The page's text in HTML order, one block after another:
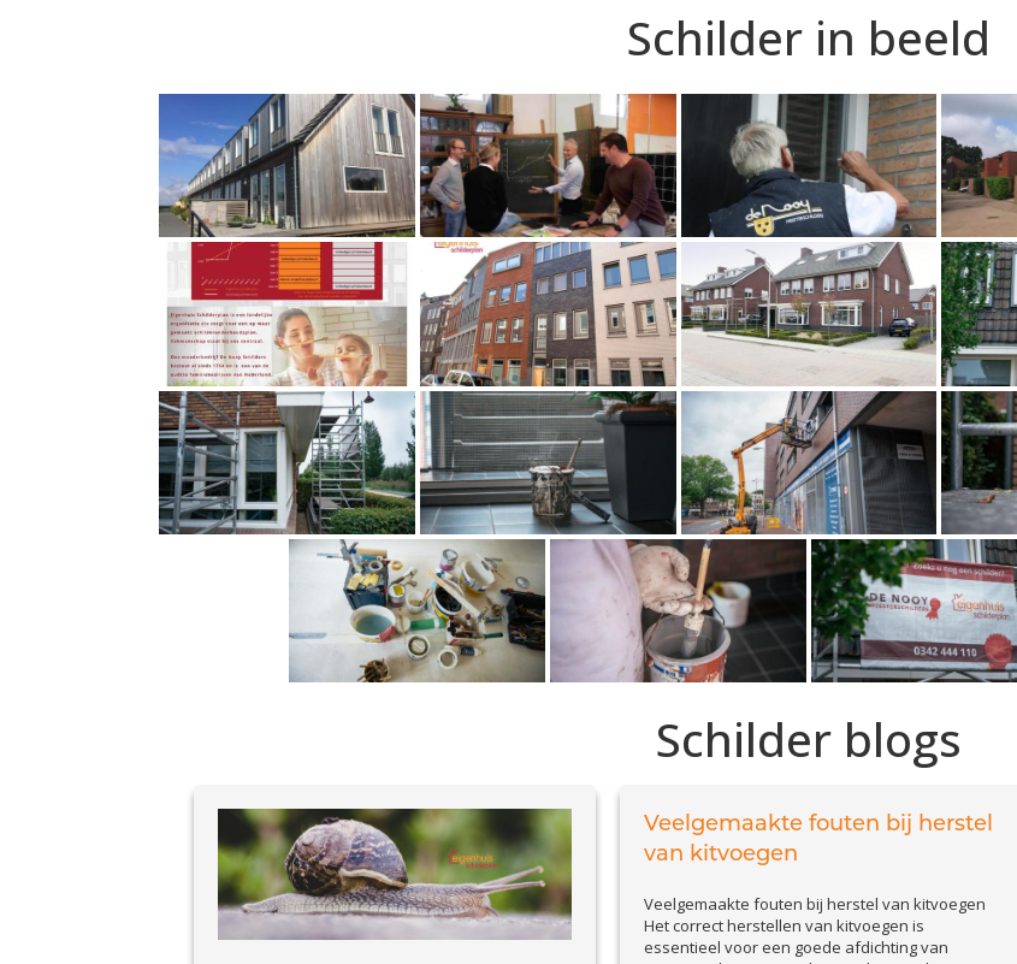
Schilder in beeld
Schilder blogs
Veelgemaakte fouten bij herstel
van kitvoegen
Veelgemaakte fouten bij herstel van kitvoegen
Het correct herstellen van kitvoegen is
essentieel voor een goede afdichting van